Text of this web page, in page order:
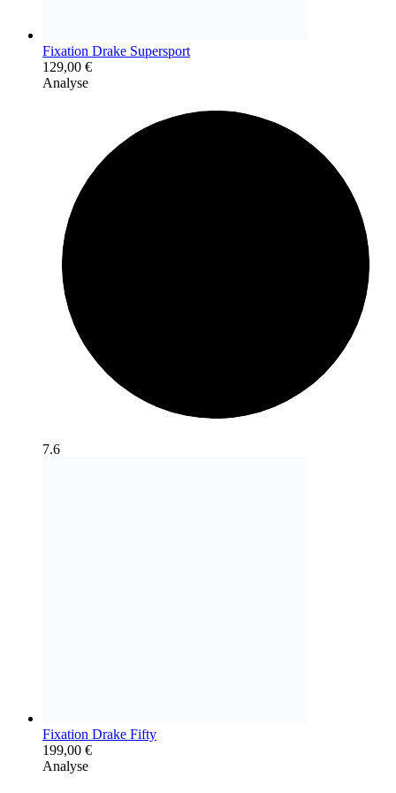
Fixation Drake Supersport
129,00 €
Analyse
7.6
Fixation Drake Fifty
199,00 €
Analyse